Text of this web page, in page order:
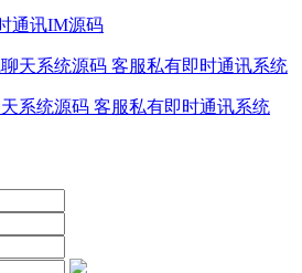
通讯IM源码
系统源码 客服私有即时通讯系统